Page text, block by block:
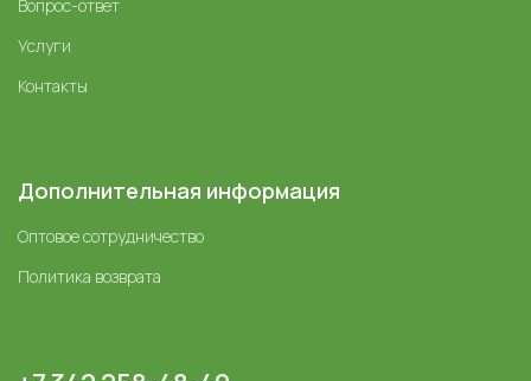
Вопрос-ответ
Услуги
Контакты
Дополнительная информация
Оптовое сотрудничество
Политика возврата